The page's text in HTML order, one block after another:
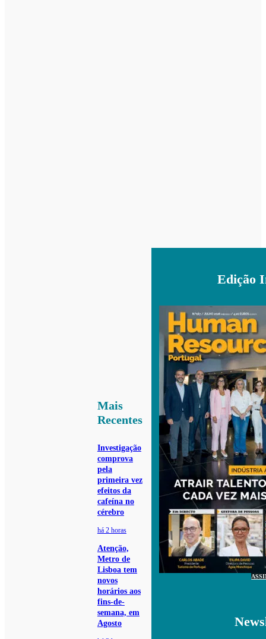
Mais
Recentes
Investigação
comprova
pela
primeira vez
efeitos da
cafeína no
cérebro
há 2 horas
Atenção,
Metro de
Lisboa tem
novos
horários aos
fins-de-
semana, em
Agosto
Edição